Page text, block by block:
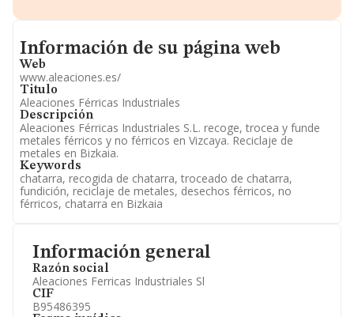
Información general
Razón social
Aleaciones Ferricas Industriales Sl
CIF
B95486395
Información oficial y registral complementaria.
Informacion de su página web
Información de su página web
Web
www.aleaciones.es/
Titulo
Aleaciones Férricas Industriales
Descripción
Aleaciones Férricas Industriales S.L. recoge, trocea y funde
metales férricos y no férricos en Vizcaya. Reciclaje de
metales en Bizkaia.
Keywords
chatarra, recogida de chatarra, troceado de chatarra,
fundición, reciclaje de metales, desechos férricos, no
férricos, chatarra en Bizkaia